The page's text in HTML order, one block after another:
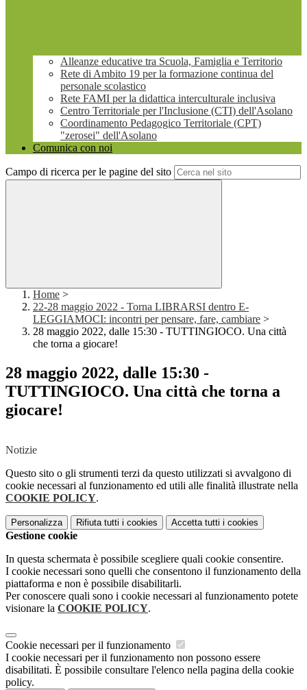
Alleanze educative tra Scuola, Famiglia e Territorio
Rete di Ambito 19 per la formazione continua del
personale scolastico
Rete FAMI per la didattica interculturale inclusiva
Centro Territoriale per l'Inclusione (CTI) dell'Asolano
Coordinamento Pedagogico Territoriale (CPT)
"zerosei" dell'Asolano
Comunica con noi
Campo di ricerca per le pagine del sito
Home >
22-28 maggio 2022 - Torna LIBRARSI dentro E-
LEGGIAMOCI: incontri per pensare, fare, cambiare >
28 maggio 2022, dalle 15:30 - TUTTINGIOCO. Una città
che torna a giocare!
28 maggio 2022, dalle 15:30 -
TUTTINGIOCO. Una città che torna a
giocare!
Notizie
Questo sito o gli strumenti terzi da questo utilizzati si avvalgono di
cookie necessari al funzionamento ed utili alle finalità illustrate nella
COOKIE POLICY.
Personalizza Rifiuta tutti i cookies Accetta tutti i cookies
Gestione cookie
In questa schermata è possibile scegliere quali cookie consentire.
I cookie necessari sono quelli che consentono il funzionamento della
piattaforma e non è possibile disabilitarli.
Per conoscere quali sono i cookie necessari al funzionamento potete
visionare la COOKIE POLICY.
Cookie necessari per il funzionamento
I cookie necessari per il funzionamento non possono essere
disabilitati. È possibile consultare l'elenco nella pagina della cookie
policy.